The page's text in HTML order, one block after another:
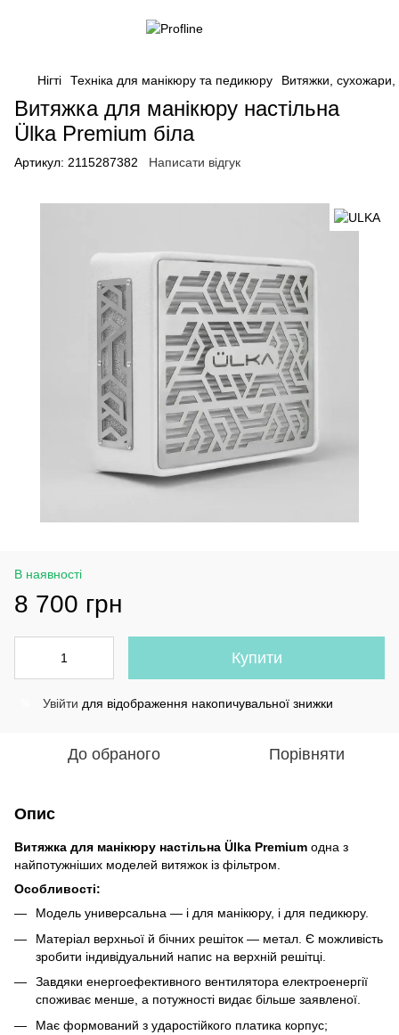
Нігті Техніка для манікюру та педикюру Витяжки, сухожари,
Витяжка для манікюру настільна
Ülka Premium біла
Артикул: 2115287382 Написати відгук
В наявності
8 700 грн
Купити
Увійти для відображення накопичувальної знижки
До обраного Порівняти
Опис
Витяжка для манікюру настільна Ülka Premium одна з
найпотужніших моделей витяжок із фільтром.
Особливості:
Модель универсальна — і для манікюру, і для педикюру.
Матеріал верхньої й бічних решіток — метал. Є можливість
зробити індивідуальний напис на верхній решітці.
Завдяки енергоефективного вентилятора електроенергії
споживає менше, а потужності видає більше заявленої.
Має формований з ударостійкого платика корпус;